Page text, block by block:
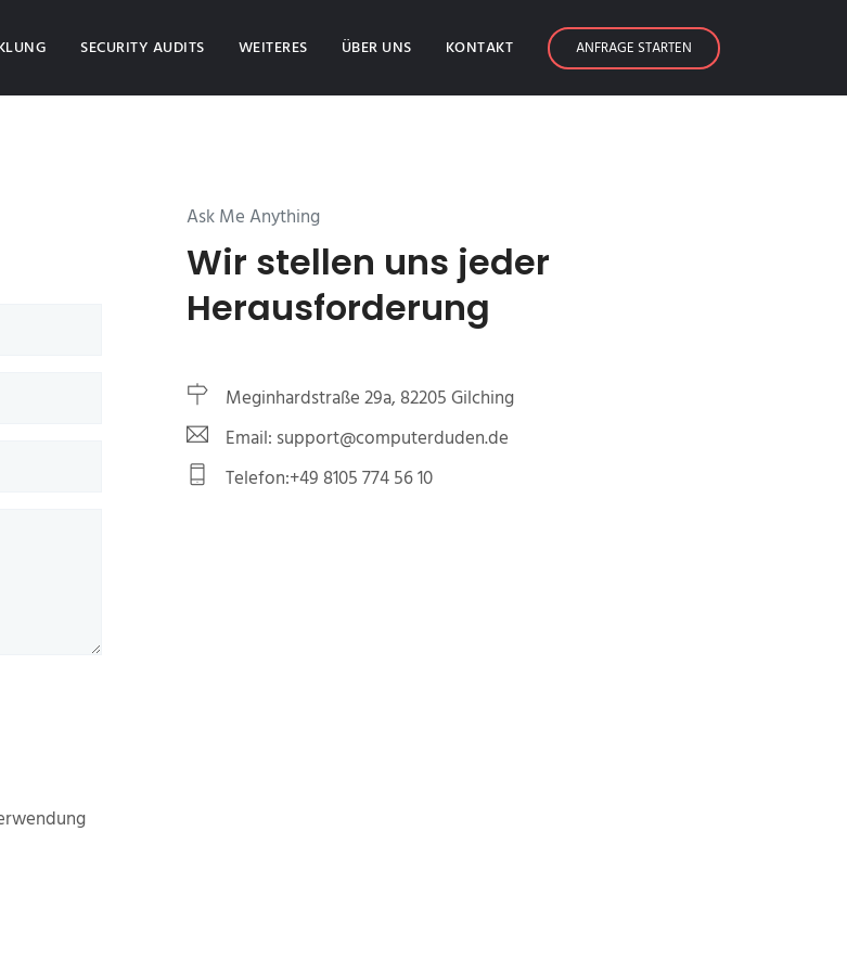
SECURITY AUDITS WEITERES ÜBER UNS KONTAKT ANFRAGE STARTEN
Ask Me Anything
Wir stellen uns jeder
Herausforderung
Meginhardstraße 29a, 82205 Gilching
Email: support@computerduden.de
Telefon:+49 8105 774 56 10